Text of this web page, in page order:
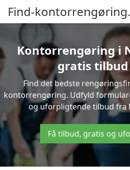
Find-
Kontorrengøring i
gratis tilbud
Find det bedste
kontorrengøring. Udfyld
og uforpligtende tilbud fra
Få tilbud, gratis og